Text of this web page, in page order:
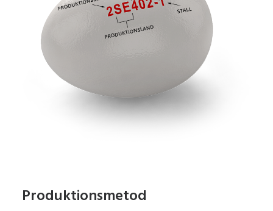
Produktionsmetod